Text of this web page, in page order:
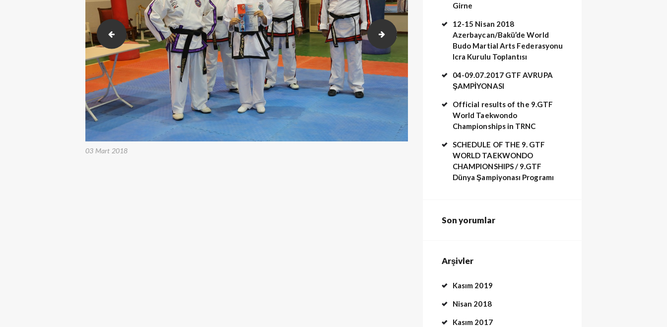
2018-02-23-26 Karakusak sınavı. (511) 2018-02-23-26 Karakusak sınavı. (513)
03 Mart 2018
Girne
12-15 Nisan 2018
Azerbaycan/Bakü’de World
Budo Martial Arts Federasyonu
Icra Kurulu Toplantısı
04-09.07.2017 GTF AVRUPA
ŞAMPİYONASI
Official results of the 9.GTF
World Taekwondo
Championships in TRNC
SCHEDULE OF THE 9. GTF
WORLD TAEKWONDO
CHAMPIONSHIPS / 9.GTF
Dünya Şampiyonası Programı
Son yorumlar
Arşivler
Kasım 2019
Nisan 2018
Kasım 2017